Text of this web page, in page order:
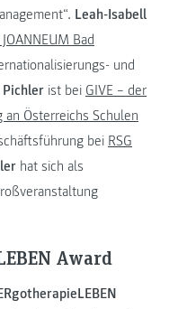
Leah-Isabell
Bad
und
ist bei GIVE – der
Österreichs Schulen
bei RSG
hat sich als
Award